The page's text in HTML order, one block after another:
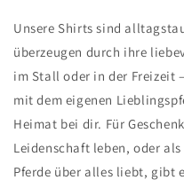
Unsere Shirts sind
überzeugen durch ihre
im Stall oder in der Freizeit
mit dem eigenen
Heimat bei dir. Für
Leidenschaft leben, oder
Pferde über alles liebt, gibt